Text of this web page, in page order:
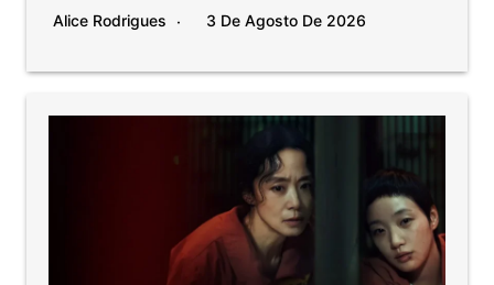
Alice Rodrigues 3 De Agosto De 2026